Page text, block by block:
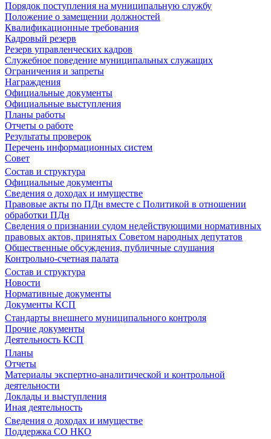
Порядок поступления на муниципальную службу
Положение о замещении должностей
Квалификационные требования
Кадровый резерв
Резерв управленческих кадров
Служебное поведение муниципальных служащих
Ограничения и запреты
Награждения
Официальные документы
Официальные выступления
Планы работы
Отчеты о работе
Результаты проверок
Перечень информационных систем
Совет
Состав и структура
Официальные документы
Сведения о доходах и имуществе
Правовые акты по ПДн вместе с Политикой в отношении
обработки ПДн
Сведения о признании судом недействующими нормативных
правовых актов, принятых Советом народных депутатов
Общественные обсуждения, публичные слушания
Контрольно-счетная палата
Состав и структура
Новости
Нормативные документы
Документы КСП
Стандарты внешнего муниципального контроля
Прочие документы
Деятельность КСП
Планы
Отчеты
Материалы экспертно-аналитической и контрольной
деятельности
Доклады и выступления
Иная деятельность
Сведения о доходах и имуществе
Поддержка СО НКО